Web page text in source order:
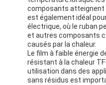
Bande de tissu en
L'aluminium a fait face
Tissu de fibre de verre
Bande de canevas
composants atteignent
est également idéal
électrique, où le ruban
et autres composants
causés par la chaleur.
Le film à faible énergie
résistant à la chaleur
utilisation dans des
sans résidus est